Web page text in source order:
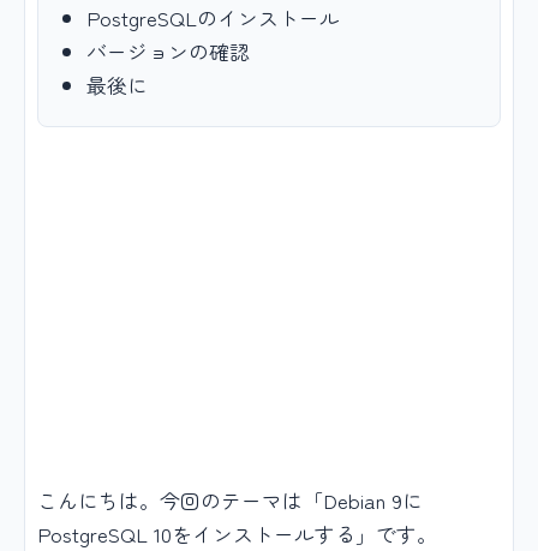
PostgreSQLのインストール
バージョンの確認
最後に
こんにちは。今回のテーマは「Debian 9に
PostgreSQL 10をインストールする」です。